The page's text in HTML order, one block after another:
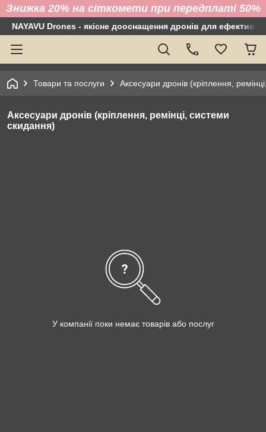
Знижка 20% на сіткомети при передплаті 50%
NAYAVU Drones - якісне дооснащення дронів для
Товари та послуги Аксесуари дронів (кріплення,
Аксесуари дронів (кріплення, ремінці, системи
скидання)
У компанії поки немає товарів або послуг